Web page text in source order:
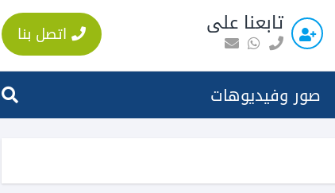
تابعنا على اتصل بنا
صور وفيديوهات